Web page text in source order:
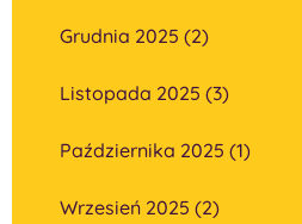
Grudnia 2025 (2)
Listopada 2025 (3)
Października 2025 (1)
Wrzesień 2025 (2)